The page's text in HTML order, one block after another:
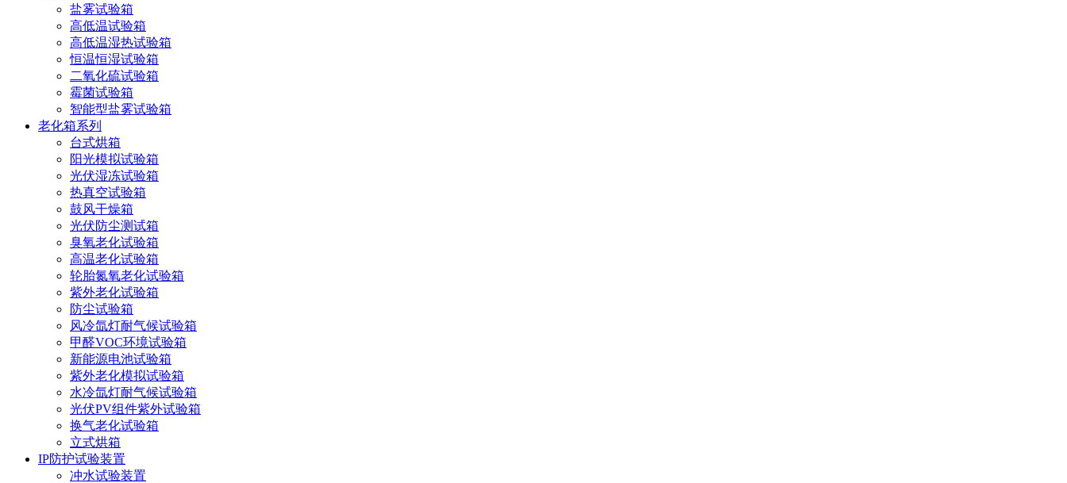
盐雾试验箱
高低温试验箱
高低温湿热试验箱
恒温恒湿试验箱
二氧化硫试验箱
霉菌试验箱
智能型盐雾试验箱
老化箱系列
台式烘箱
阳光模拟试验箱
光伏湿冻试验箱
热真空试验箱
鼓风干燥箱
光伏防尘测试箱
臭氧老化试验箱
高温老化试验箱
轮胎氮氧老化试验箱
紫外老化试验箱
防尘试验箱
风冷氙灯耐气候试验箱
甲醛VOC环境试验箱
新能源电池试验箱
紫外老化模拟试验箱
水冷氙灯耐气候试验箱
光伏PV组件紫外试验箱
换气老化试验箱
立式烘箱
IP防护试验装置
冲水试验装置